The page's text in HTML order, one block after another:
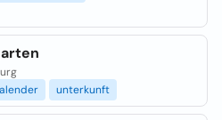
unterkunft